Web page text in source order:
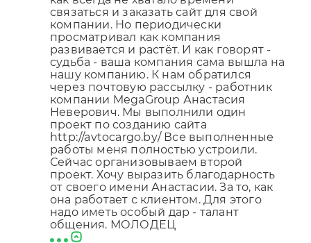
связаться и заказать сайт для свой
компании. Но периодически
просматривал как компания
развивается и растёт. И как говорят -
судьба - ваша компания сама вышла на
нашу компанию. К нам обратился
через почтовую рассылку - работник
компании MegaGroup Анастасия
Неверович. Мы выполнили один
проект по созданию сайта
http://avtocargo.by/ Все выполненные
работы меня полностью устроили.
Сейчас организовываем второй
проект. Хочу выразить благодарность
от своего имени Анастасии. За то, как
она работает с клиентом. Для этого
надо иметь особый дар - талант
общения. МОЛОДЕЦ